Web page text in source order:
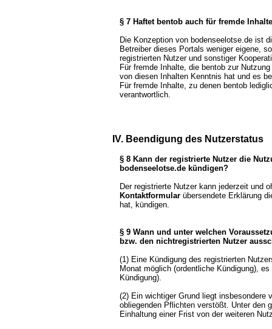
§ 7 Haftet bentob auch für fremde
Die Konzeption von bodenseelotse.de ist
Betreiber dieses Portals weniger eigene,
registrierten Nutzer und sonstiger
Für fremde Inhalte, die bentob zur
von diesen Inhalten Kenntnis hat und es
Für fremde Inhalte, zu denen bentob
verantwortlich.
IV. Beendigung des Nutzerstatus
§ 8 Kann der registrierte Nutzer die
bodenseelotse.de kündigen?
Der registrierte Nutzer kann jederzeit und
Kontaktformular übersendete Erklärung
hat, kündigen.
§ 9 Wann und unter welchen
bzw. den nichtregistrierten Nutzer
(1) Eine Kündigung des registrierten
Monat möglich (ordentliche Kündigung),
Kündigung).
(2) Ein wichtiger Grund liegt insbesondere
obliegenden Pflichten verstößt. Unter den
Einhaltung einer Frist von der weiteren